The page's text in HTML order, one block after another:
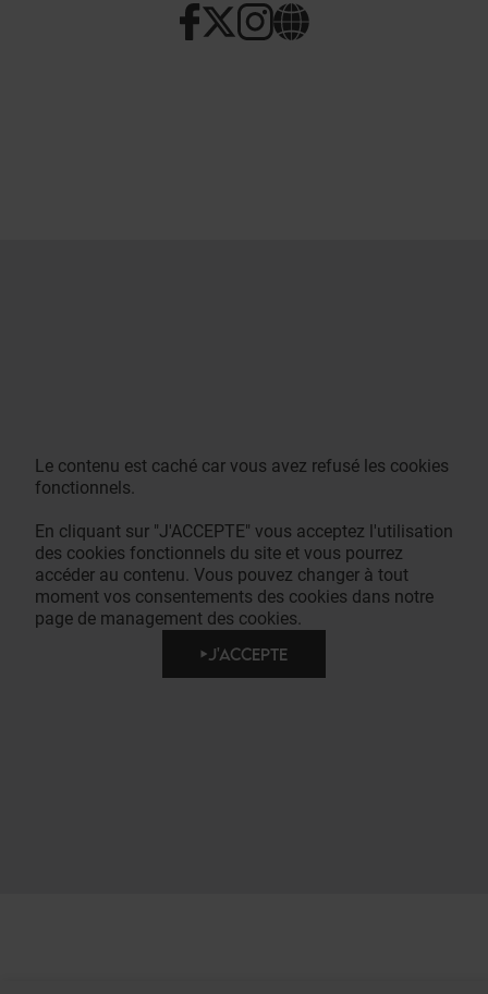
Le contenu est caché car vous avez refusé les cookies
fonctionnels.
En cliquant sur "J'ACCEPTE" vous acceptez l'utilisation
des cookies fonctionnels du site et vous pourrez
accéder au contenu. Vous pouvez changer à tout
moment vos consentements des cookies dans notre
page de management des cookies.
J'ACCEPTE